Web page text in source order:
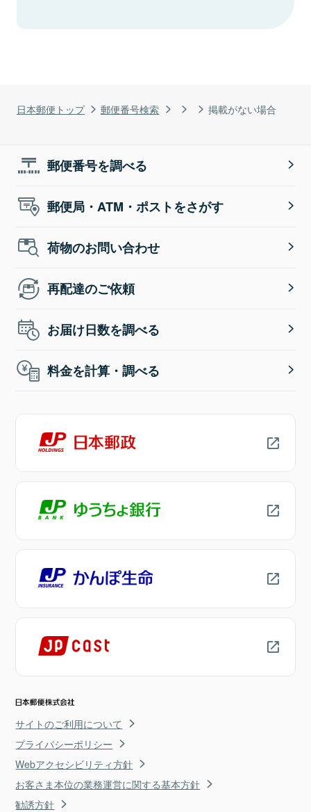
日本郵便トップ 郵便番号検索 掲載がない場合
郵便番号を調べる
郵便局・ATM・ポストをさがす
荷物のお問い合わせ
再配達のご依頼
お届け日数を調べる
料金を計算・調べる
サイトのご利用について
プライバシーポリシー
Webアクセシビリティ方針
お客さま本位の業務運営に関する基本方針
勧誘方針